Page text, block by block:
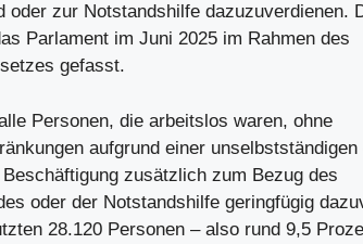
oder zur Notstandshilfe dazuzuverdienen.
Parlament im Juni 2025 im Rahmen des
gefasst.
Personen, die arbeitslos waren, ohne
aufgrund einer unselbstständigen
zusätzlich zum Bezug des
oder der Notstandshilfe geringfügig
28.120 Personen – also rund 9,5